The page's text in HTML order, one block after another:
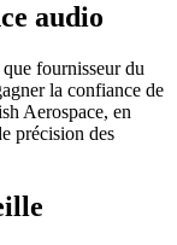
audio
fournisseur du
la confiance de
Aerospace, en
précision des